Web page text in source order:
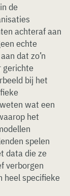
de
achteraf aan
echte
dat zo’n
gerichte
bij het
wat een
het
spelen
data die ze
verborgen
heel specifieke